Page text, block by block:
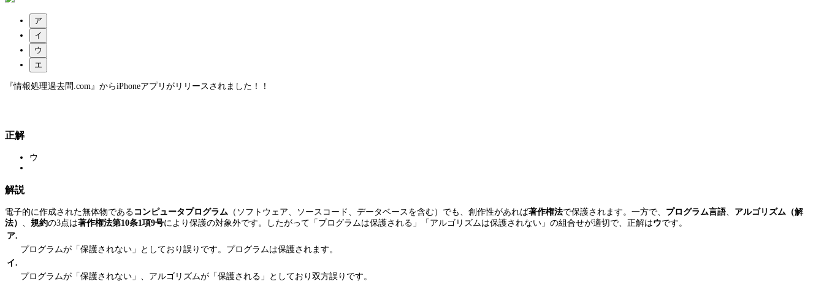
ア
イ
ウ
エ
『情報処理過去問.com』からiPhoneアプリがリリースされました！！
正解
ウ
解説
電子的に作成された無体物である コンピュータプログラム （ソフトウェア、ソースコード、データベースを含む）でも、創作性があれば著作権法で保護されます。一方で、 プログラム言語、 アルゴリズム（解
法） 、 規約の3点は著作権法第10条1項9号により保護の対象外です。したがって「プログラムは保護される」「アルゴリズムは保護されない」の組合せが適切で、正解はウです。
ア.
プログラムが「保護されない」としており誤りです。プログラムは保護されます。
イ.
プログラムが「保護されない」、アルゴリズムが「保護される」としており双方誤りです。